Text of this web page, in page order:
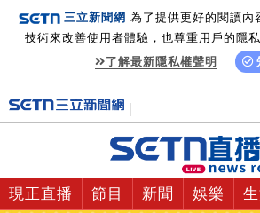
三立新聞網 為了提供更好的閱讀內
技術來改善使用者體驗，也尊重用戶的隱
了解最新隱私權聲明
現正直播 節目 新聞 娛樂